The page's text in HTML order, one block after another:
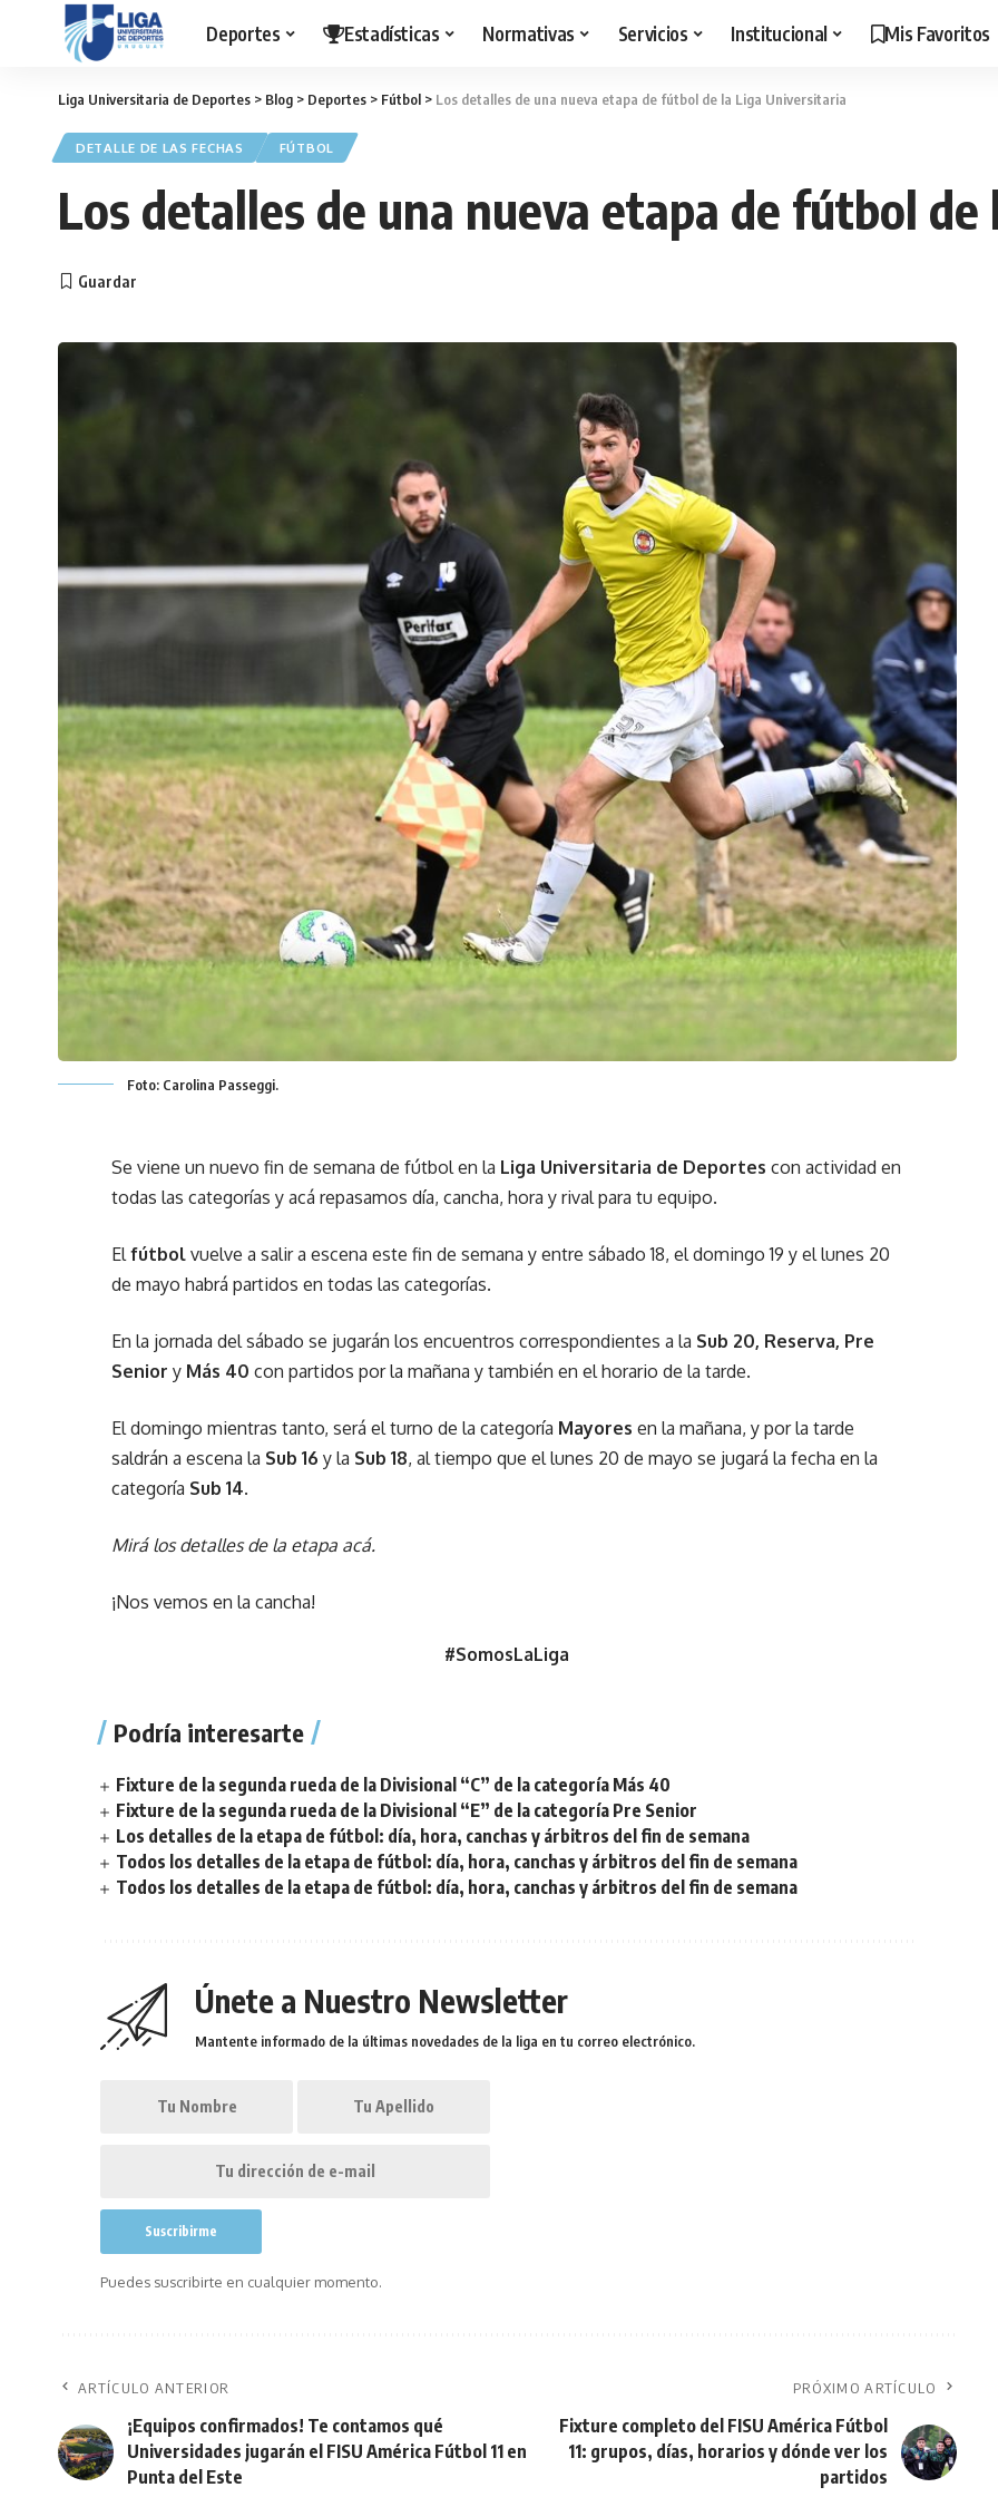
Deportes Estadísticas Normativas Servicios Institucional Mis Favoritos
Liga Universitaria de Deportes > Blog > Deportes > Fútbol > Los detalles de una nueva etapa de fútbol de la Liga Universitaria
DETALLE DE LAS FECHAS FÚTBOL
Los detalles de una nueva etapa de fútbol
Foto: Carolina Passeggi.
Se viene un nuevo fin de semana de fútbol en la Liga Universitaria de Deportes con actividad en
todas las categorías y acá repasamos día, cancha, hora y rival para tu equipo.
Elfútbol vuelve a salir a escena este fin de semana y entre sábado 18, el domingo 19 y el lunes 20
de mayo habrá partidos en todas las categorías.
En la jornada del sábado se jugarán los encuentros correspondientes a la Sub 20, Reserva, Pre
Senior y Más 40 con partidos por la mañana y también en el horario de la tarde.
El domingo mientras tanto, será el turno de la categoría Mayores en la mañana, y por la tarde
saldrán a escena la Sub 16 y la Sub 18, al tiempo que el lunes 20 de mayo se jugará la fecha en la
categoría Sub 14.
Mirá los detalles de la etapa acá.
¡Nos vemos en la cancha!
#SomosLaLiga
Podría interesarte
Fixture de la segunda rueda de la Divisional “C” de la categoría Más 40
Fixture de la segunda rueda de la Divisional “E” de la categoría Pre Senior
Los detalles de la etapa de fútbol: día, hora, canchas y árbitros del fin de semana
Todos los detalles de la etapa de fútbol: día, hora, canchas y árbitros del fin de semana
Todos los detalles de la etapa de fútbol: día, hora, canchas y árbitros del fin de semana
Únete a Nuestro Newsletter
Mantente informado de la últimas novedades de la liga en tu correo electrónico.
Puedes suscribirte en cualquier momento.
ARTÍCULO ANTERIOR
¡Equipos confirmados! Te contamos qué
Universidades jugarán el FISU América Fútbol 11 en
Punta del Este
PRÓXIMO ARTÍCULO
Fixture completo del FISU América Fútbol
11: grupos, días, horarios y dónde ver los
partidos